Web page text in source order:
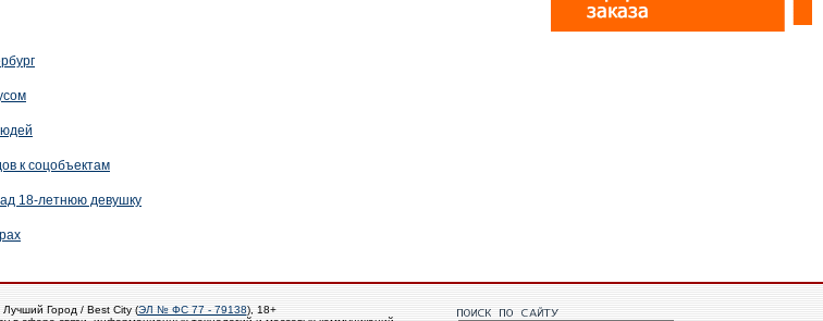
к соцобъектам
18-летнюю девушку
Город / Best City (ЭЛ № ФС 77 - 79138), 18+